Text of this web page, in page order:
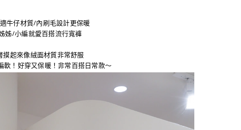
牛仔材質/內刷毛設計更保暖
姊/小編就愛百搭流行寬褲
摸起來像絨面材質非常舒服
軟！好穿又保暖！非常百搭日常款～